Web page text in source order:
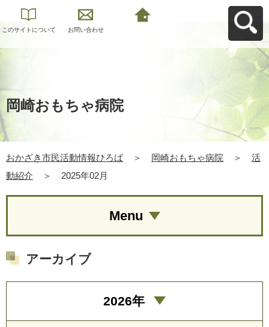
このサイトについて お問い合わせ
岡崎おもちゃ病院
おかざき市民活動情報ひろば ＞ 岡崎おもちゃ病院 ＞
活
動紹介
＞ 2025年02月
Menu
アーカイブ
2026年